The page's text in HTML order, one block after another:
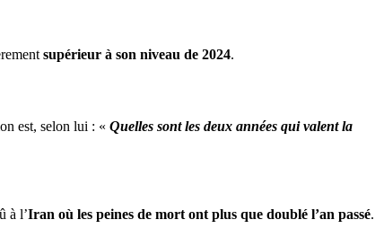
supérieur à son niveau de 2024.
est, selon lui : « Quelles sont les deux années qui valent la
à l’Iran où les peines de mort ont plus que doublé l’an passé.